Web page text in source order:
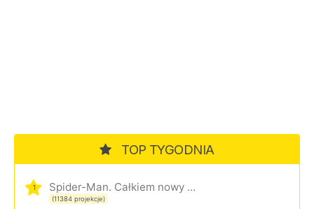
TOP TYGODNIA
1 Spider-Man. Całkiem nowy dzień
(11384 projekcje)